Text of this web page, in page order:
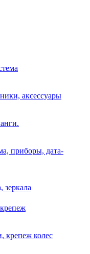
аксессуары
приборы, дата-
зеркала
колес